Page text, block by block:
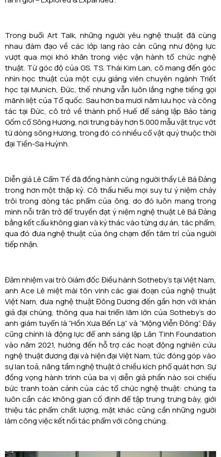
Trong buổi Art Talk, những người yêu nghệ thuật đã cùng
nhau đàm đạo về các lớp lang rào cản cũng như động lực
vượt qua mọi khó khăn trong việc vận hành tổ chức nghệ
thuật. Từ góc độ của GS. TS. Thái Kim Lan, cô mang đến góc
nhìn học thuật của một cựu giảng viên chuyên ngành Triết
học tại Munich, Đức, thế nhưng vẫn luôn lắng nghe tiếng gọi
mãnh liệt của Tổ quốc. Sau hơn ba mươi năm lưu học và công
tác tại Đức, cô trở về thành phố Huế để sáng lập Bảo tàng
Gốm cổ Sông Hương, nơi trưng bày hơn 5.000 mẫu vật trục vớt
từ dòng sông Hương, trong đó có nhiều cổ vật quý thuộc thời
đại Tiền-Sa Huỳnh.
Diễn giả Lê Cẩm Tế đã đồng hành cùng người thầy Lê Bá Đảng
trong hơn một thập kỷ. Cô thấu hiểu mọi suy tư ý niệm chảy
trôi trong dòng tác phẩm của ông, do đó luôn mang trong
mình nỗi trăn trở để truyền đạt ý niệm nghệ thuật Lê Bá Đảng
bằng kết cấu không gian và ký thác vào từng dự án, tác phẩm,
qua đó đưa nghệ thuật của ông chạm đến tâm trí của người
tiếp nhận.
Đảm nhiệm vai trò Giám đốc Điều hành Sotheby’s tại Việt Nam,
anh Ace Lê miệt mài tôn vinh các giai đoạn của nghệ thuật
Việt Nam, đưa nghệ thuật Đông Dương đến gần hơn với khán
giả đại chúng, thông qua hai triển lãm lớn của Sotheby’s do
anh giám tuyển là “Hồn Xưa Bến Lạ” và “Mộng Viễn Đông”. Đây
cũng chính là động lực để anh sáng lập Lân Tinh Foundation
vào năm 2021, hướng đến hỗ trợ các hoạt động nghiên cứu
nghệ thuật đương đại và hiện đại Việt Nam, tức đóng góp vào
sự lan toả, nâng tầm nghệ thuật ở chiều kích phổ quát hơn. Sự
đồng vọng hành trình của ba vị diễn giả phần nào soi chiếu
bức tranh toàn cảnh của các tổ chức nghệ thuật: chúng ta
luôn cần các không gian cố định để tập trung trưng bày, giới
thiệu tác phẩm chất lượng, mặt khác cũng cần những người
làm công việc kết nối tác phẩm với công chúng.